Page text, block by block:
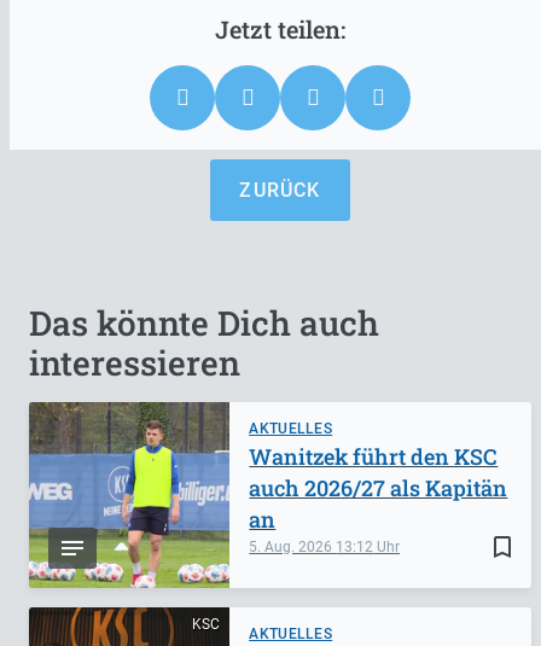
ZURÜCK
Das könnte Dich auch
interessieren
AKTUELLES
bookmark_border
5. Aug. 2026 13:12
Wanitzek führt den KSC
auch 2026/27 als Kapitän
an
KSC
AKTUELLES